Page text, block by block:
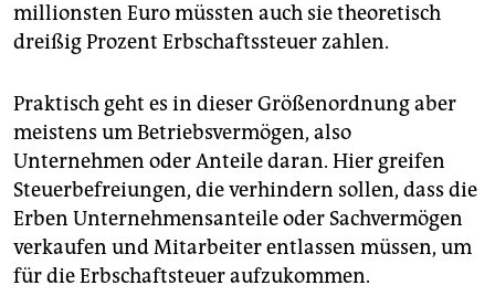
millionsten Euro müssten auch sie theoretisch
dreißig Prozent Erbschaftssteuer zahlen.
Praktisch geht es in dieser Größenordnung aber
meistens um Betriebsvermögen, also
Unternehmen oder Anteile daran. Hier greifen
Steuerbefreiungen, die verhindern sollen, dass die
Erben Unternehmensanteile oder Sachvermögen
verkaufen und Mitarbeiter entlassen müssen, um
für die Erbschaftsteuer aufzukommen.